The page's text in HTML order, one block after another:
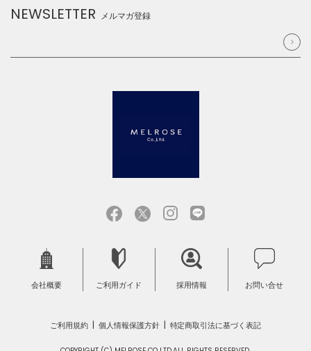
NEWSLETTER メルマガ登録
会社概要 ご利用ガイド 採用情報 お問い合せ
ご利用規約 個人情報保護方針 特定商取引法に基づく表記